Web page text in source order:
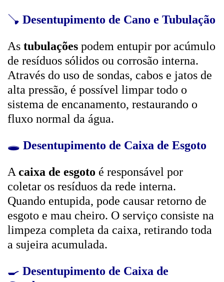
🪠 Desentupimento de Cano e Tubulação
As tubulações podem entupir por acúmulo
de resíduos sólidos ou corrosão interna.
Através do uso de sondas, cabos e jatos de
alta pressão, é possível limpar todo o
sistema de encanamento, restaurando o
fluxo normal da água.
🕳️ Desentupimento de Caixa de Esgoto
A caixa de esgoto é responsável por
coletar os resíduos da rede interna.
Quando entupida, pode causar retorno de
esgoto e mau cheiro. O serviço consiste na
limpeza completa da caixa, retirando toda
a sujeira acumulada.
🍳 Desentupimento de Caixa de